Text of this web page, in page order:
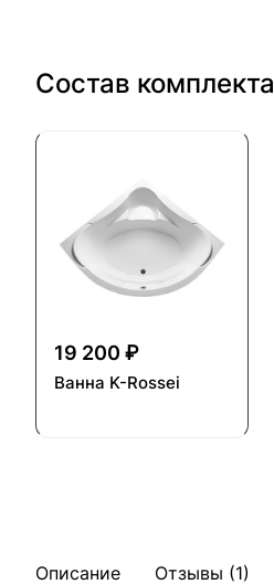
Состав комплекта
19 200 ₽
Ванна K-Rossei
Описание Отзывы (1)